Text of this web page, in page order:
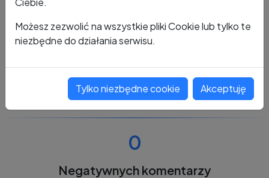
0
Negatywnych komentarzy
Możesz zezwolić na wszystkie pliki Cookie lub tylko te
niezbędne do działania serwisu.
Tylko niezbędne cookie Akceptuję